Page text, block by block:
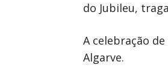
do Jubileu,
A celebração
Algarve.